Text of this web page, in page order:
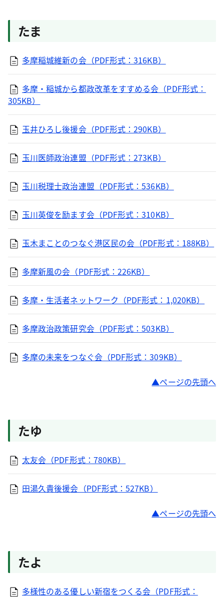
たま
多摩稲城維新の会（PDF形式：316KB）
多摩・稲城から都政改革をすすめる会（PDF形式：
305KB）
玉井ひろし後援会（PDF形式：290KB）
玉川医師政治連盟（PDF形式：273KB）
玉川税理士政治連盟（PDF形式：536KB）
玉川英俊を励ます会（PDF形式：310KB）
玉木まことのつなぐ港区民の会（PDF形式：188KB）
多摩新風の会（PDF形式：226KB）
多摩・生活者ネットワーク（PDF形式：1,020KB）
多摩政治政策研究会（PDF形式：503KB）
多摩の未来をつなぐ会（PDF形式：309KB）
ページの先頭へ
たゆ
太友会（PDF形式：780KB）
田湯久貴後援会（PDF形式：527KB）
ページの先頭へ
たよ
多様性のある優しい新宿をつくる会（PDF形式：